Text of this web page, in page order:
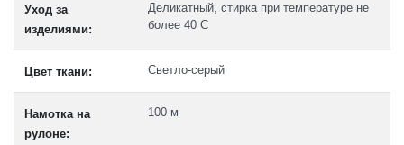
Уход за
изделиями:
Деликатный, стирка при температуре не
более 40 C
Цвет ткани: Светло-серый
Намотка на
рулоне:
100 м